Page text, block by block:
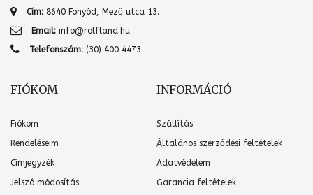
Cím: 8640 Fonyód, Mező utca 13.
Email: info@rolfland.hu
Telefonszám: (30) 400 4473
FIÓKOM
Fiókom
Rendeléseim
Címjegyzék
Jelszó módosítás
INFORMÁCIÓ
Szállítás
Általános szerződési feltételek
Adatvédelem
Garancia feltételek